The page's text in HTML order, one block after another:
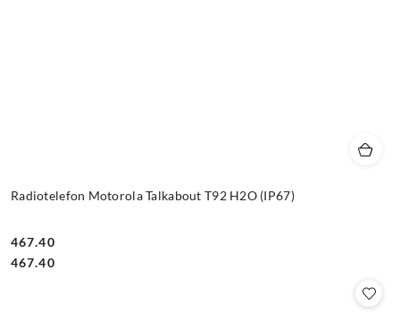
Radiotelefon Motorola Talkabout T92 H2O (IP67)
Cena:
467.40
Cena:
467.40